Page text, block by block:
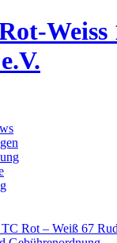
Weiss
TC Rot – Weiß 67